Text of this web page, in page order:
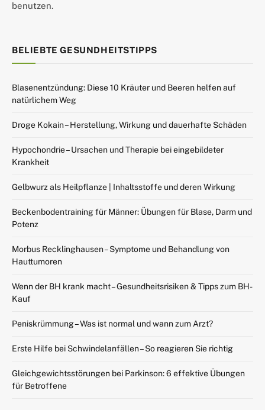
benutzen.
BELIEBTE GESUNDHEITSTIPPS
Blasenentzündung: Diese 10 Kräuter und Beeren helfen auf
natürlichem Weg
Droge Kokain – Herstellung, Wirkung und dauerhafte Schäden
Hypochondrie – Ursachen und Therapie bei eingebildeter
Krankheit
Gelbwurz als Heilpflanze | Inhaltsstoffe und deren Wirkung
Beckenbodentraining für Männer: Übungen für Blase, Darm und
Potenz
Morbus Recklinghausen – Symptome und Behandlung von
Hauttumoren
Wenn der BH krank macht – Gesundheitsrisiken & Tipps zum BH-
Kauf
Peniskrümmung – Was ist normal und wann zum Arzt?
Erste Hilfe bei Schwindelanfällen – So reagieren Sie richtig
Gleichgewichtsstörungen bei Parkinson: 6 effektive Übungen
für Betroffene